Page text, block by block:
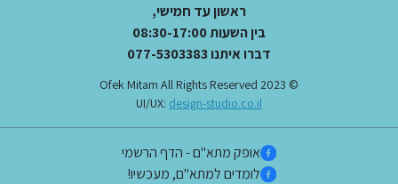
ראשון עד חמישי,
בין השעות 08:30-17:00
דברו איתנו 077-5303383
© 2023 Ofek Mitam All Rights Reserved
UI/UX: design-studio.co.il
אופק מתא"ם - הדף הרשמי
לומדים למתא"ם, מעכשיו!